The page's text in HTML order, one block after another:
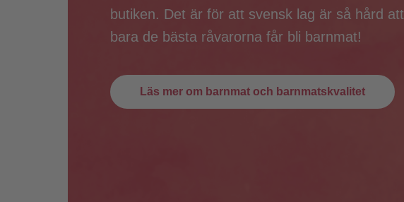
butiken. Det är för att svensk lag är så hård att
bara de bästa råvarorna får bli barnmat!
Läs mer om barnmat och barnmatskvalitet